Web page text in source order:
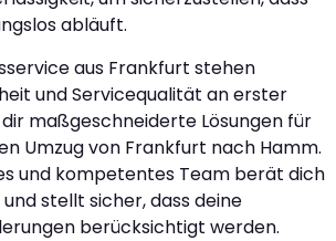
abläuft.
aus Frankfurt stehen
und Servicequalität an erster
maßgeschneiderte Lösungen für
Umzug von Frankfurt nach Hamm.
und kompetentes Team berät dich
stellt sicher, dass deine
berücksichtigt werden.